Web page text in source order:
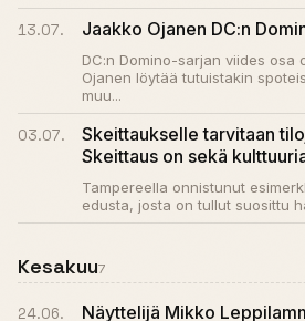
13.07. Jaakko Ojanen DC:n
DC:n Domino-sarjan viides osa
Ojanen löytää tutuistakin
muu...
03.07.
Skeittaukselle tarvitaan
Skeittaus on sekä
Tampereella onnistunut
edusta, josta on tullut suosittu
Kesakuu7
24.06.
Näyttelijä Mikko